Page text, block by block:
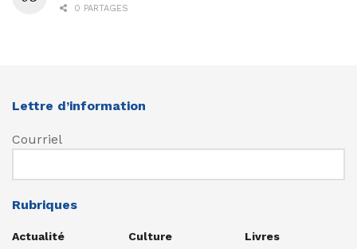
0 PARTAGES
Lettre d’information
Courriel
Rubriques
Actualité
Culture
Livres